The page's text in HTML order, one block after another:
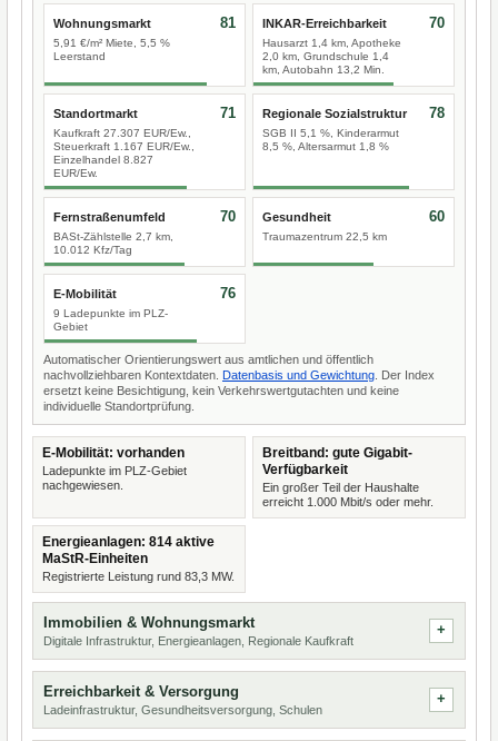
Wohnungsmarkt
5,91 €/m² Miete, 5,5 %
Leerstand
81 INKAR-Erreichbarkeit
Hausarzt 1,4 km, Apotheke
2,0 km, Grundschule 1,4
km, Autobahn 13,2 Min.
70
Standortmarkt
Kaufkraft 27.307 EUR/Ew.,
Steuerkraft 1.167 EUR/Ew.,
Einzelhandel 8.827
EUR/Ew.
71 Regionale Sozialstruktur
SGB II 5,1 %, Kinderarmut
8,5 %, Altersarmut 1,8 %
78
Fernstraßenumfeld
BASt-Zählstelle 2,7 km,
10.012 Kfz/Tag
70 Gesundheit
Traumazentrum 22,5 km
60
E-Mobilität
9 Ladepunkte im PLZ-
Gebiet
76
Automatischer Orientierungswert aus amtlichen und öffentlich
nachvollziehbaren Kontextdaten. Datenbasis und Gewichtung . Der Index
ersetzt keine Besichtigung, kein Verkehrswertgutachten und keine
individuelle Standortprüfung.
E-Mobilität: vorhanden
Ladepunkte im PLZ-Gebiet
nachgewiesen.
Breitband: gute Gigabit-
Verfügbarkeit
Ein großer Teil der Haushalte
erreicht 1.000 Mbit/s oder mehr.
Energieanlagen: 814 aktive
MaStR-Einheiten
Registrierte Leistung rund 83,3 MW.
Immobilien & Wohnungsmarkt
Digitale Infrastruktur, Energieanlagen, Regionale Kaufkraft
Erreichbarkeit & Versorgung
Ladeinfrastruktur, Gesundheitsversorgung, Schulen